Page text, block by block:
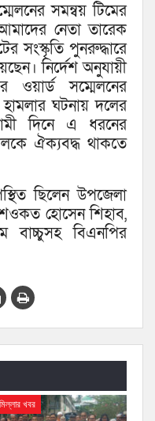
সমন্বয় টিমের
নেতা তারেক
সংস্কৃতি পুনরুদ্ধারে
নির্দেশ অনুযায়ী
ওয়ার্ড সম্মেলনের
ঘটনায় দলের
দিনে এ ধরনের
ঐক্যবদ্ধ থাকতে
ছিলেন উপজেলা
হোসেন শিহাব,
বিএনপির
খবর